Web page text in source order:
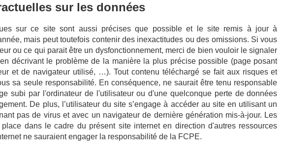
sur les données
sur ce site sont aussi précises que possible et le site remis à jour à
mais peut toutefois contenir des inexactitudes ou des omissions. Si vous
ou ce qui parait être un dysfonctionnement, merci de bien vouloir le signaler
décrivant le problème de la manière la plus précise possible (page posant
et de navigateur utilisé, …). Tout contenu téléchargé se fait aux risques et
sa seule responsabilité. En conséquence, ne saurait être tenu responsable
subi par l'ordinateur de l'utilisateur ou d'une quelconque perte de données
De plus, l’utilisateur du site s’engage à accéder au site en utilisant un
pas de virus et avec un navigateur de dernière génération mis-à-jour. Les
place dans le cadre du présent site internet en direction d'autres ressources
ne sauraient engager la responsabilité de la FCPE.